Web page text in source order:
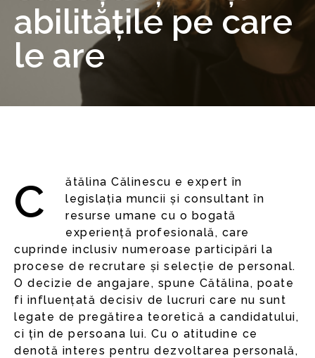
abilitățile pe care
le are
Cătălina Călinescu e expert în
legislația muncii și consultant în
resurse umane cu o bogată
experiență profesională, care
cuprinde inclusiv numeroase participări la
procese de recrutare și selecție de personal.
O decizie de angajare, spune Cătălina, poate
fi influențată decisiv de lucruri care nu sunt
legate de pregătirea teoretică a candidatului,
ci țin de persoana lui. Cu o atitudine ce
denotă interes pentru dezvoltarea personală,